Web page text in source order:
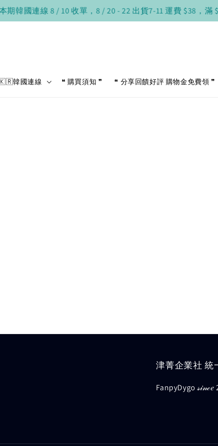
期韓國連線 8 / 10 收單，8 / 20 - 22 出貨7-11 運費 $38，滿
韓國連線 ❝ 購買須知 ❞ ❝ 分享回饋好評 購物金免費領 ❞
津菁企業社 統
FanpyDygo